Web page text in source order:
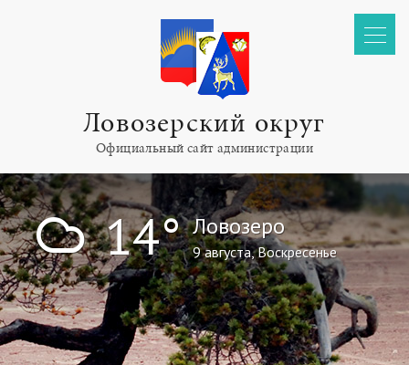
Ловозерский округ
Официальный сайт администрации
! 14° Ловозеро
9 августа, Воскресенье